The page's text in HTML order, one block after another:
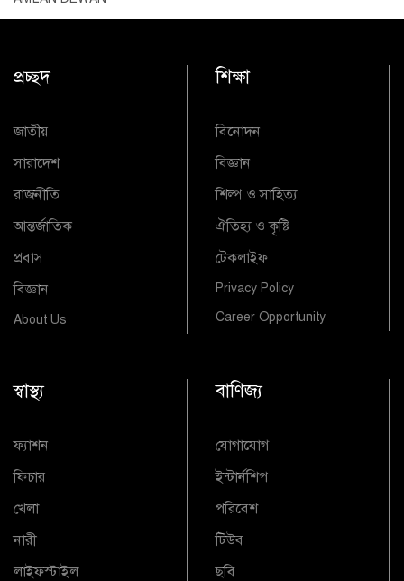
প্রচ্ছদ
জাতীয়
সারাদেশ
রাজনীতি
আন্তর্জাতিক
প্রবাস
বিজ্ঞান
About Us
শিক্ষা
বিনোদন
বিজ্ঞান
শিল্প ও সাহিত্য
ঐতিহ্য ও কৃষ্টি
টেকলাইফ
Privacy Policy
Career Opportunity
স্বাস্থ্য
ফ্যাশন
ফিচার
খেলা
নারী
লাইফস্টাইল
বাণিজ্য
যোগাযোগ
ইন্টার্নশিপ
পরিবেশ
টিউব
ছবি